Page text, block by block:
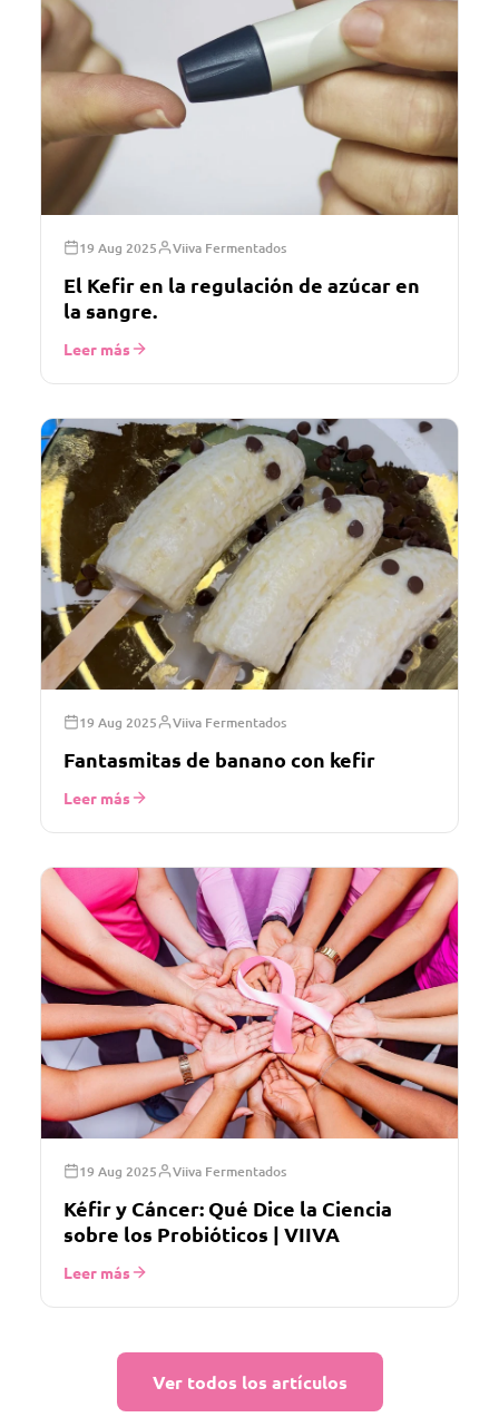
19 Aug 2025 Viiva Fermentados
El Kefir en la regulación de azúcar en
la sangre.
Leer más
19 Aug 2025 Viiva Fermentados
Fantasmitas de banano con kefir
Leer más
19 Aug 2025 Viiva Fermentados
Kéfir y Cáncer: Qué Dice la Ciencia
sobre los Probióticos | VIIVA
Leer más
Ver todos los artículos